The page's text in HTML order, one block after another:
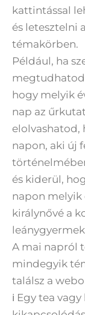
kattintással
és letesztelni
témakörben.
Például, ha
megtudhatod
hogy melyik
nap az
elolvashatod,
napon, aki új
és kiderül,
napon melyik
királynővé a
A mai napról
mindegyik
találsz a
ℹ Egy tea